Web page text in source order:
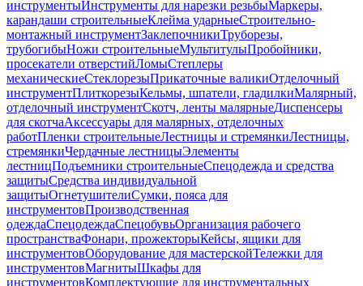
инструментыИнструменты для нарезки резьбыМаркеры,
карандаши строительныеКлейма ударныеСтроительно-
монтажный инструментЗаклепочникиТруборезы,
трубогибыНожи строительныеМультитулыПробойники,
просекатели отверстийЛомыСтеплеры
механическиеСтеклорезыПрикаточные валикиОтделочный
инструментПлиткорезыКельмы, шпатели, гладилкиМалярный,
отделочный инструментСкотч, ленты малярныеДиспенсеры
для скотчаАксессуары для малярных, отделочных
работПленки строительныеЛестницы и стремянкиЛестницы,
стремянкиЧердачные лестницыЭлементы
лестницПодъемники строительныеСпецодежда и средства
защитыСредства индивидуальной
защитыОгнетушителиСумки, пояса для
инструментовПроизводственная
одеждаСпецодеждаСпецобувьОрганизация рабочего
пространстваФонари, прожекторыКейсы, ящики для
инструментовОборудование для мастерскойТележки для
инструментовМагнитыШкафы для
инструментовКомплектующие для инструментальных